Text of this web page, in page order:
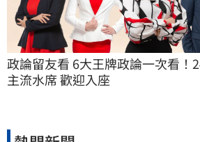
政論留友看 6大王牌政論一次看！
主流水席 歡迎入座